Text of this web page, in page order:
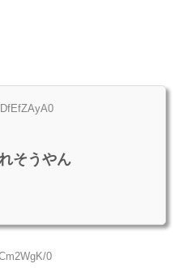
そうやん
0